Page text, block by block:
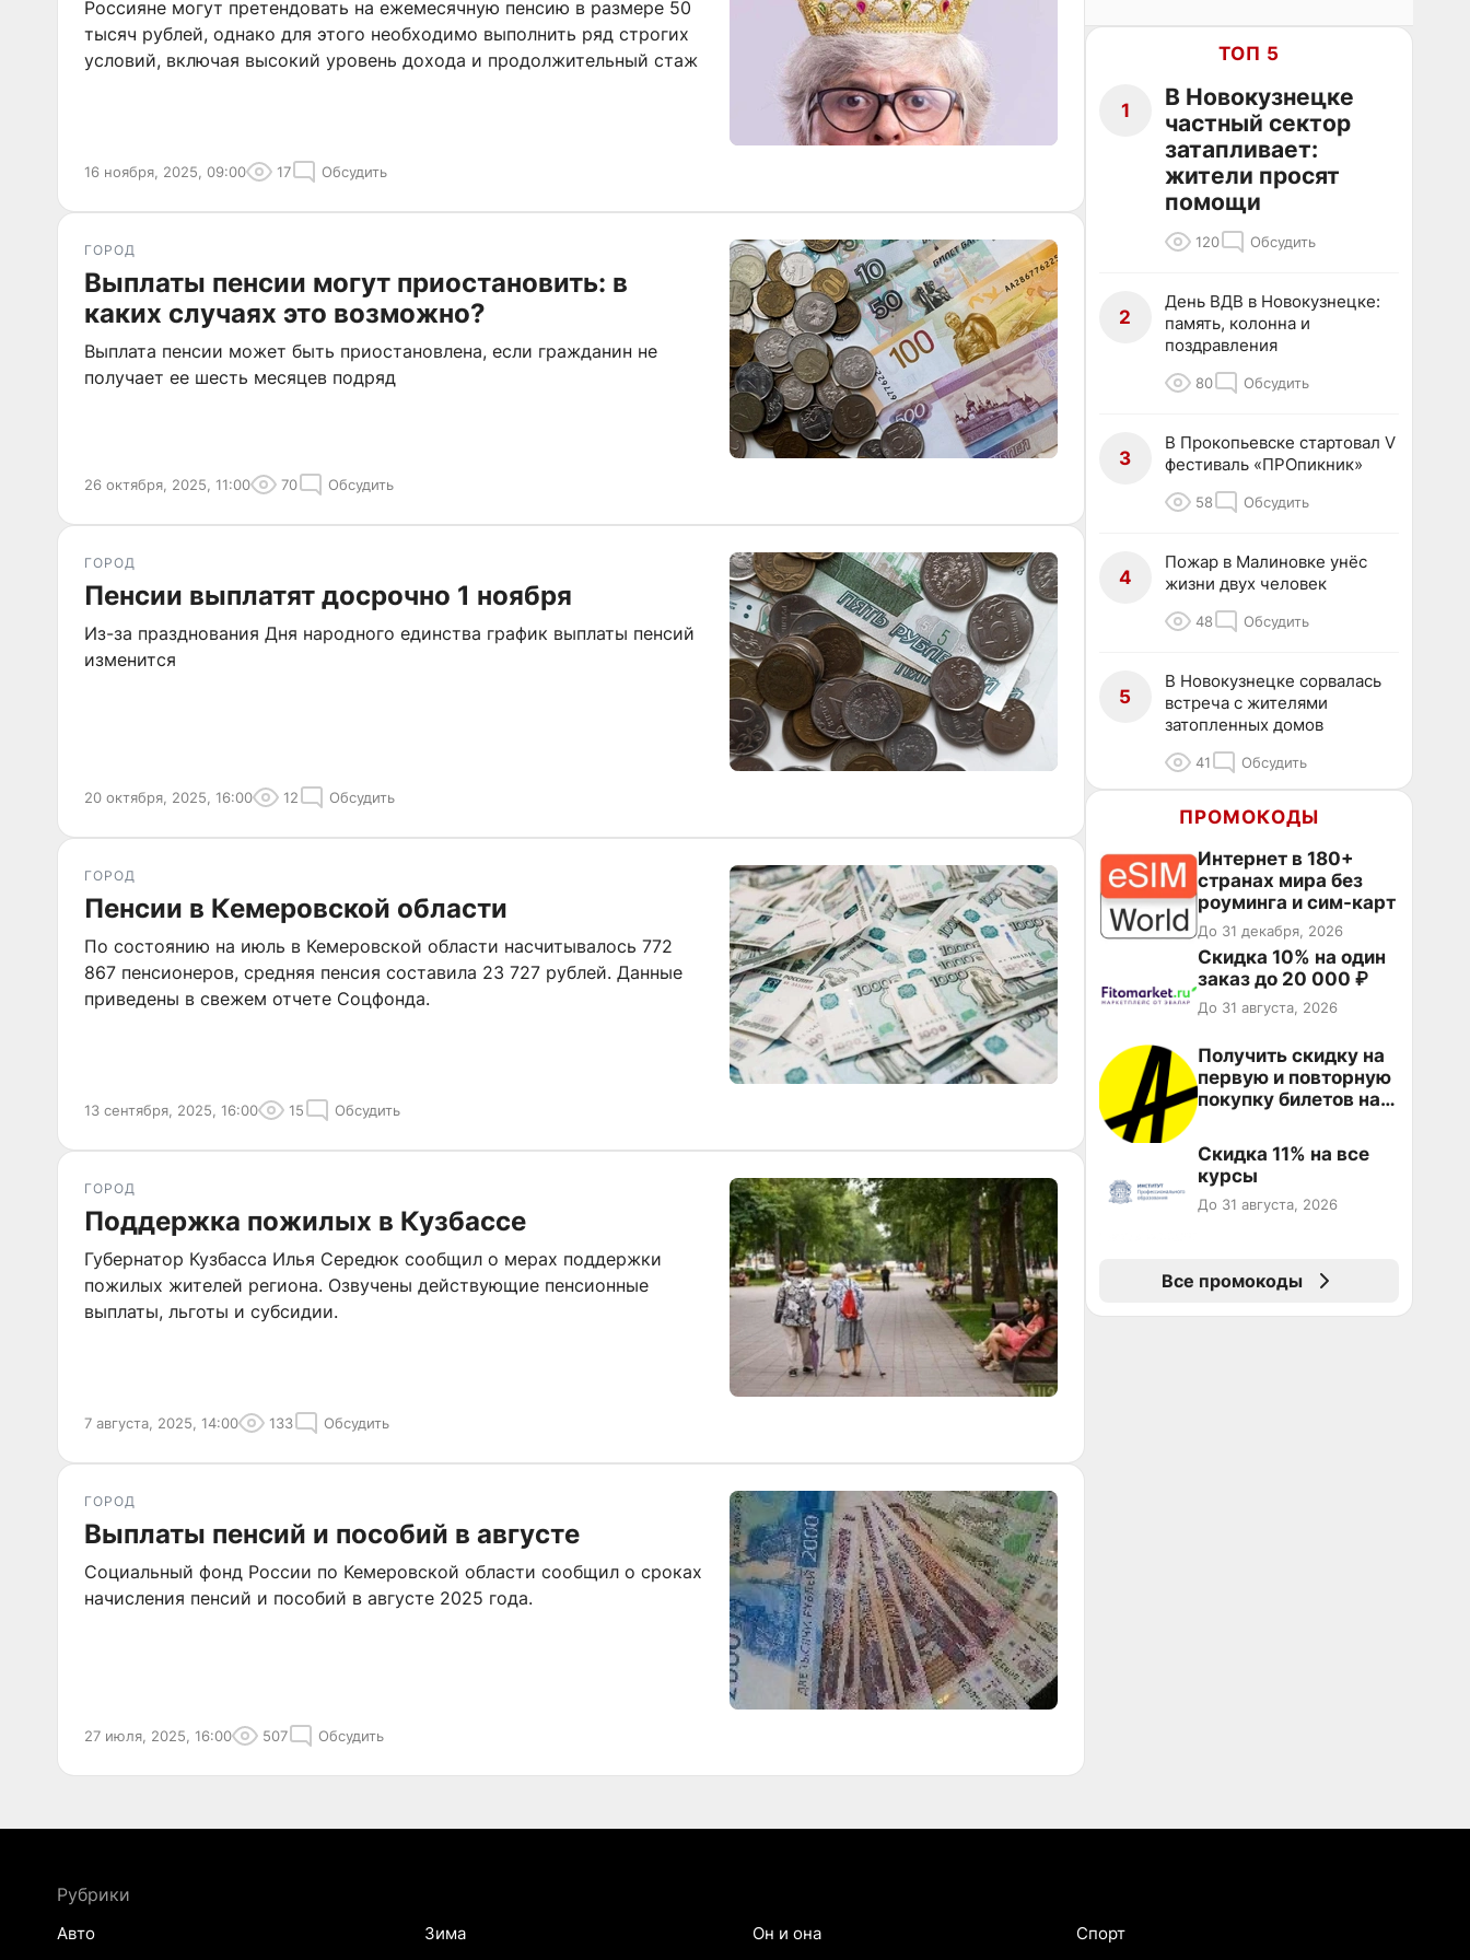
Россияне могут претендовать на ежемесячную пенсию в размере 50
тысяч рублей, однако для этого необходимо выполнить ряд строгих
условий, включая высокий уровень дохода и продолжительный стаж
16 ноября, 2025, 09:00 17 Обсудить
ГОРОД
Выплаты пенсии могут приостановить: в
каких случаях это возможно?
Выплата пенсии может быть приостановлена, если гражданин не
получает ее шесть месяцев подряд
26 октября, 2025, 11:00 70 Обсудить
ГОРОД
Пенсии выплатят досрочно 1 ноября
Из-за празднования Дня народного единства график выплаты пенсий
изменится
20 октября, 2025, 16:00 12 Обсудить
ГОРОД
Пенсии в Кемеровской области
По состоянию на июль в Кемеровской области насчитывалось 772
867 пенсионеров, средняя пенсия составила 23 727 рублей. Данные
приведены в свежем отчете Соцфонда.
13 сентября, 2025, 16:00 15 Обсудить
ГОРОД
Поддержка пожилых в Кузбассе
Губернатор Кузбасса Илья Середюк сообщил о мерах поддержки
пожилых жителей региона. Озвучены действующие пенсионные
выплаты, льготы и субсидии.
7 августа, 2025, 14:00 133 Обсудить
ГОРОД
Выплаты пенсий и пособий в августе
Социальный фонд России по Кемеровской области сообщил о сроках
начисления пенсий и пособий в августе 2025 года.
27 июля, 2025, 16:00 507 Обсудить
ТОП 5
1
В Новокузнецке
частный сектор
затапливает:
жители просят
помощи
120 Обсудить
2
День ВДВ в Новокузнецке:
память, колонна и
поздравления
80 Обсудить
3
В Прокопьевске стартовал V
фестиваль «ПРОпикник»
58 Обсудить
4
Пожар в Малиновке унёс
жизни двух человек
48 Обсудить
5
В Новокузнецке сорвалась
встреча с жителями
затопленных домов
41 Обсудить
ПРОМОКОДЫ
Интернет в 180+
странах мира без
роуминга и сим-карт
До 31 декабря, 2026
Скидка 10% на один
заказ до 20 000 ₽
До 31 августа, 2026
Получить скидку на
первую и повторную
покупку билетов на
Скидка 11% на все
курсы
До 31 августа, 2026
Все промокоды
Рубрики
Авто
Зима
Он и она
Спорт